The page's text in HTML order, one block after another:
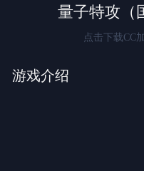
量子特攻（
点击下载CC
游戏介绍